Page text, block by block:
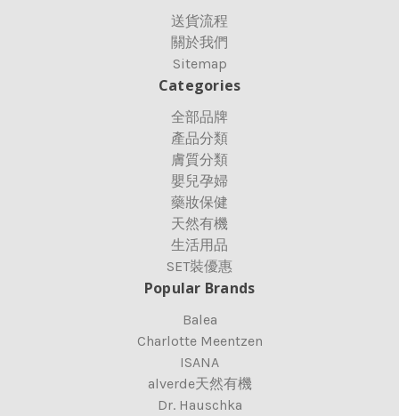
送貨流程
關於我們
Sitemap
Categories
全部品牌
產品分類
膚質分類
嬰兒孕婦
藥妝保健
天然有機
生活用品
SET裝優惠
Popular Brands
Balea
Charlotte Meentzen
ISANA
alverde天然有機
Dr. Hauschka